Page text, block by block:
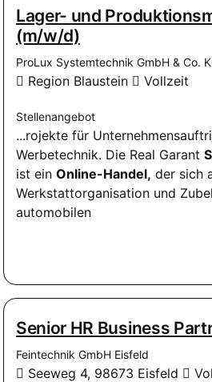
Lager- und
(m/w/d)
ProLux Systemtechnik GmbH & Co.
Region Blaustein Vollzeit
Stellenangebot
...rojekte für
Werbetechnik. Die Real Garant
ist ein Online-Handel, der sich
Werkstattorganisation und
automobilen
Senior HR Business
Feintechnik GmbH Eisfeld
Seeweg 4, 98673 Eisfeld